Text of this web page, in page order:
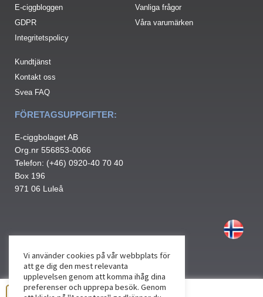
E-ciggbloggen
GDPR
Integritetspolicy
Kundtjänst
Kontakt oss
Svea FAQ
Vanliga frågor
Våra varumärken
FÖRETAGSUPPGIFTER:
E-ciggbolaget AB
Org.nr 556853-0066
Telefon: (+46) 0920-40 70 40
Box 196
971 06 Luleå
Vi använder cookies på vår webbplats för
att ge dig den mest relevanta
upplevelsen genom att komma ihåg dina
preferenser och upprepa besök. Genom